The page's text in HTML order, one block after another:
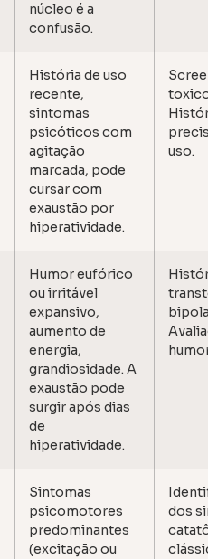
núcleo é a
confusão.
História de uso
recente,
sintomas
psicóticos com
agitação
marcada, pode
cursar com
exaustão por
hiperatividade.
uso.
Humor eufórico
ou irritável
expansivo,
aumento de
energia,
grandiosidade. A
exaustão pode
surgir após dias
de
hiperatividade.
Sintomas
psicomotores
predominantes
(excitação ou
dos